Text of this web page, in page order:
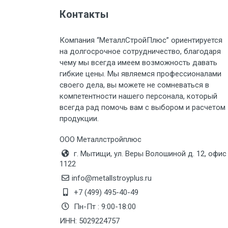
Груз до 6 м, вес до 3 тн
Груз до 6 м, вес до 5 тн
Груз до 6 м, вес до 8 тн
Груз до 12 м, вес до 20 тн
Манипулятор до 6 м, вес до 5 тн
Манипулятор до 6 м, вес до 8 тн
Контакты
Компания “МеталлСтройПлюс” ориентируется
на долгосрочное сотрудничество, благодаря
чему мы всегда имеем возможность давать
гибкие цены. Мы являемся профессионалами
своего дела, вы можете не сомневаться в
компетентности нашего персонала, который
всегда рад помочь вам с выбором и расчетом
продукции.
ООО Металлстройплюс
г. Мытищи, ул. Веры Волошиной д. 12, офис
1122
info@metallstroyplus.ru
+7 (499) 495-40-49
Пн-Пт : 9:00-18:00
ИНН: 5029224757